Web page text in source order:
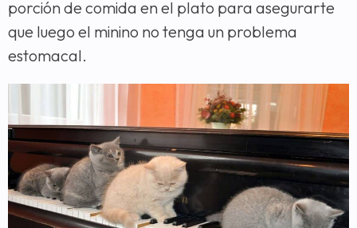
porción de comida en el plato para asegurarte
que luego el minino no tenga un problema
estomacal.